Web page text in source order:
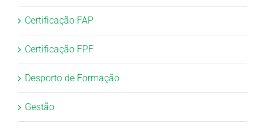
Certificação FAP
Certificação FPF
Desporto de Formação
Gestão